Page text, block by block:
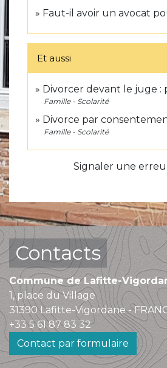
Faut-il avoir un avocat
Et aussi
Divorcer devant le juge :
Famille - Scolarité
Divorce par
Famille - Scolarité
Signaler une
Contacts
Commune de Lafitte-
1, place du Village
31390 Lafitte-Vigordane -
+33 5 61 87 83 32
Contact par formulaire